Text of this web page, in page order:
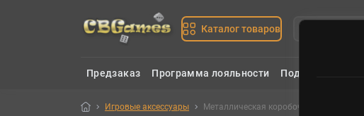
Каталог товаров
Предзаказ Программа лояльности Подарочные
Игровые аксессуары Металлическая коробочка-